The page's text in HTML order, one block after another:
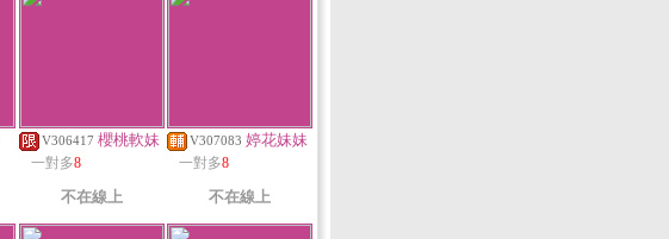
V306417 櫻桃軟妹
一對多8
不在線上
V307083 婷花妹妹
一對多8
不在線上